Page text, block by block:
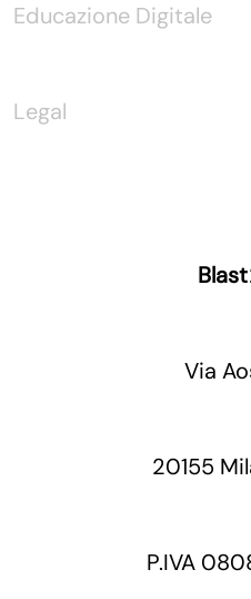
Educazione Digitale
Legal
Via
20155
P.IVA